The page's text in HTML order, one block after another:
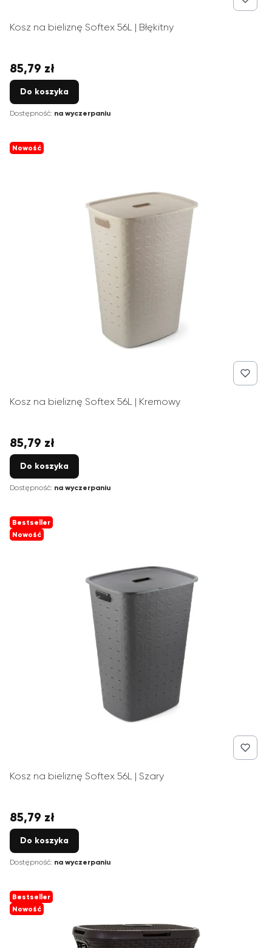
Kosz na bieliznę Softex 56L | Błękitny
Cena
85,79 zł
Do koszyka
Dostępność: na wyczerpaniu
Nowość
Kosz na bieliznę Softex 56L | Kremowy
Cena
85,79 zł
Do koszyka
Dostępność: na wyczerpaniu
Bestseller
Nowość
Kosz na bieliznę Softex 56L | Szary
Cena
85,79 zł
Do koszyka
Dostępność: na wyczerpaniu
Bestseller
Nowość